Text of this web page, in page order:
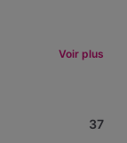
Voir plus
37